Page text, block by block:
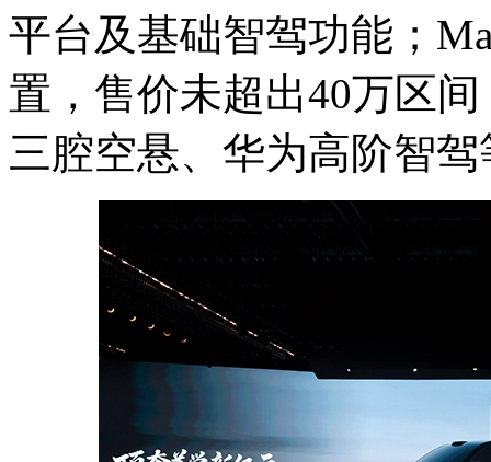
平台及基础智驾功能；
置，售价未超出40万区
三腔空悬、华为高阶智